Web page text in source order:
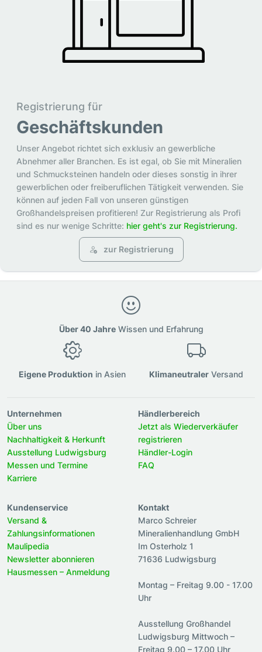
Registrierung für
Geschäftskunden
Unser Angebot richtet sich exklusiv an gewerbliche
Abnehmer aller Branchen. Es ist egal, ob Sie mit Mineralien
und Schmucksteinen handeln oder dieses sonstig in ihrer
gewerblichen oder freiberuflichen Tätigkeit verwenden. Sie
können auf jeden Fall von unseren günstigen
Großhandelspreisen profitieren! Zur Registrierung als Profi
sind es nur wenige Schritte: hier geht's zur Registrierung.
zur Registrierung
Über 40 JahreWissen und Erfahrung
Eigene Produktion in Asien Klimaneutraler Versand
Unternehmen
Über uns
Nachhaltigkeit & Herkunft
Ausstellung Ludwigsburg
Messen und Termine
Karriere
Händlerbereich
Jetzt als Wiederverkäufer
registrieren
Händler-Login
FAQ
Kundenservice
Versand &
Zahlungsinformationen
Maulipedia
Newsletter abonnieren
Hausmessen – Anmeldung
Kontakt
Marco Schreier
Mineralienhandlung GmbH
Im Osterholz 1
71636 Ludwigsburg
Montag – Freitag 9.00 - 17.00
Uhr
Ausstellung Großhandel
Ludwigsburg Mittwoch –
Freitag 9.00 – 17.00 Uhr